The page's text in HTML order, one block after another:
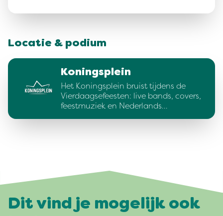
Locatie & podium
Koningsplein
Het Koningsplein bruist tijdens de
Vierdaagsefeesten: live bands, covers,
feestmuziek en Nederlands…
Dit vind je mogelijk ook